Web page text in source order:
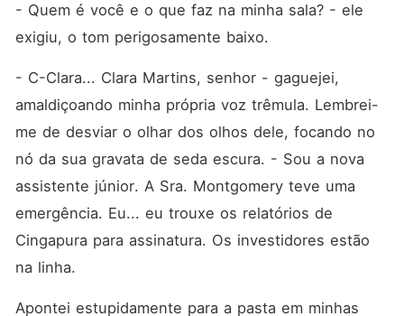
- Quem é você e o que faz na minha sala? - ele
exigiu, o tom perigosamente baixo.
- C-Clara... Clara Martins, senhor - gaguejei,
amaldiçoando minha própria voz trêmula. Lembrei-
me de desviar o olhar dos olhos dele, focando no
nó da sua gravata de seda escura. - Sou a nova
assistente júnior. A Sra. Montgomery teve uma
emergência. Eu... eu trouxe os relatórios de
Cingapura para assinatura. Os investidores estão
na linha.
Apontei estupidamente para a pasta em minhas